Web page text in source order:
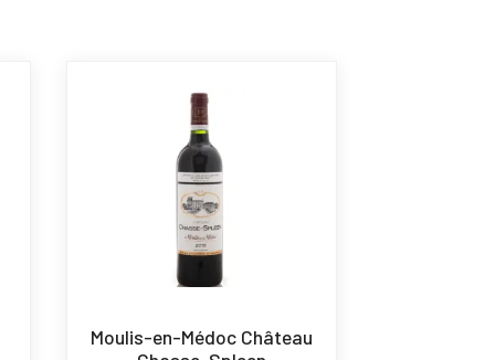
Moulis-en-Médoc Château